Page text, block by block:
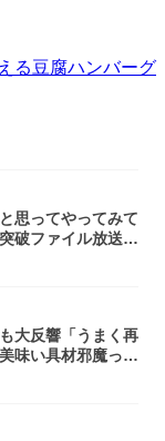
る豆腐ハンバーグ
思ってやってみて
破ファイル放送で
大反響「うまく再
味い具材邪魔って